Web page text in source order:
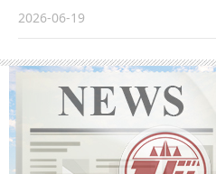
命运共同体的实践路径、中非合
作保护机制及我校非洲研究院建
吉布提青年学者布尔汉·阿卜迪
雄、在非中资企业广州博美瑞国
内相关职能部门主要负责人及政
命文物，系统回顾了关中地区波
缅怀革命先烈的丰功伟绩。在参
解，深刻体悟红色革命精神蕴含
参观结束后，全体师生党员在纪
严的宣誓仪式，全体党员重温入
心，汲取奋进力量。全体党员纷
矢志不渝的理想信念与崇高品格
校长单文华主持会议。 赵万东充
风貌和突出业绩。他表示，大家
向，深耕科研创新，产出了一批
提供了有力支持。他强调，针对
和意见建议，各部门要认真听取
步提升人才服务水平，加大科研
人才培育机制，全面助力青年教
2026-06-19